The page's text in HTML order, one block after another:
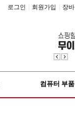
로그인 회원가입 장바
컴퓨터 부품